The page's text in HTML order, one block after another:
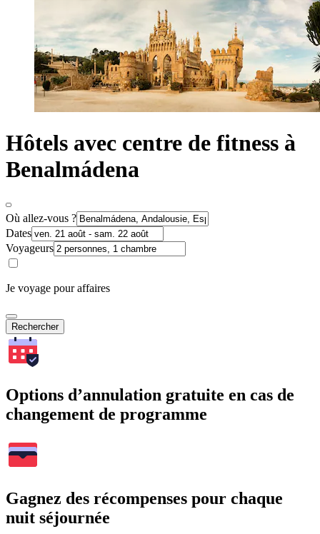
Hôtels avec centre de fitness à
Benalmádena
Où allez-vous ?
Dates
Voyageurs
Je voyage pour affaires
Rechercher
Options d’annulation gratuite en cas de
changement de programme
Gagnez des récompenses pour chaque
nuit séjournée